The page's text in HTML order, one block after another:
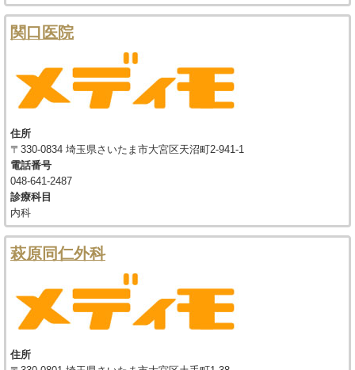
関口医院
住所
〒330-0834 埼玉県さいたま市大宮区天沼町2-941-1
電話番号
048-641-2487
診療科目
内科
萩原同仁外科
住所